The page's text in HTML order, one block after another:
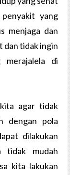
yang
menjaga dan
dan tidak ingin
merajalela di
agar tidak
dengan pola
dilakukan
mudah
kita lakukan